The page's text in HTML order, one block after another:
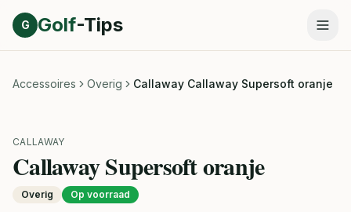
Direct naar inhoud
G Golf-Tips
Accessoires Overig Callaway Callaway Supersoft oranje
CALLAWAY
Callaway Supersoft oranje
Overig Op voorraad